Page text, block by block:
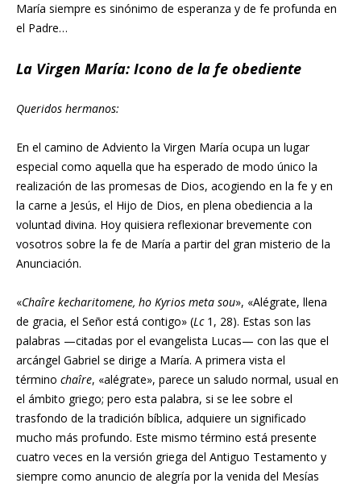
María siempre es sinónimo de esperanza y de fe profunda en
el Padre…
La Virgen María: Icono de la fe obediente
Queridos hermanos:
En el camino de Adviento la Virgen María ocupa un lugar
especial como aquella que ha esperado de modo único la
realización de las promesas de Dios, acogiendo en la fe y en
la carne a Jesús, el Hijo de Dios, en plena obediencia a la
voluntad divina. Hoy quisiera reflexionar brevemente con
vosotros sobre la fe de María a partir del gran misterio de la
Anunciación.
«Chaîre kecharitomene, ho Kyrios meta sou», «Alégrate, llena
de gracia, el Señor está contigo» (Lc1, 28). Estas son las
palabras —citadas por el evangelista Lucas— con las que el
arcángel Gabriel se dirige a María. A primera vista el
término chaîre, «alégrate», parece un saludo normal, usual en
el ámbito griego; pero esta palabra, si se lee sobre el
trasfondo de la tradición bíblica, adquiere un significado
mucho más profundo. Este mismo término está presente
cuatro veces en la versión griega del Antiguo Testamento y
siempre como anuncio de alegría por la venida del Mesías